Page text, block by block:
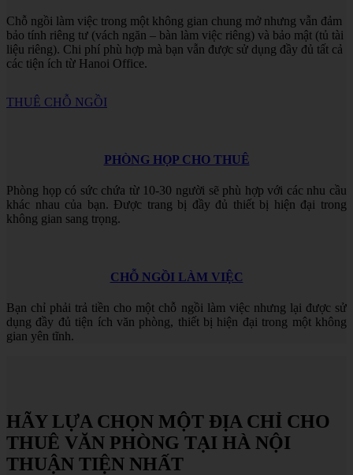
Chỗ ngồi làm việc trong một không gian chung mở nhưng vẫn đảm
bảo tính riêng tư (vách ngăn – bàn làm việc riêng) và bảo mật (tủ tài
liệu riêng). Chi phí phù hợp mà bạn vẫn được sử dụng đầy đủ tất cả
các tiện ích từ Hanoi Office.
THUÊ CHỖ NGỒI
PHÒNG HỌP CHO THUÊ
Phòng họp có sức chứa từ 10-30 người sẽ phù hợp với các nhu cầu
khác nhau của bạn. Được trang bị đầy đủ thiết bị hiện đại trong
không gian sang trọng.
CHỖ NGỒI LÀM VIỆC
Bạn chỉ phải trả tiền cho một chỗ ngồi làm việc nhưng lại được sử
dụng đầy đủ tiện ích văn phòng, thiết bị hiện đại trong một không
gian yên tĩnh.
HÃY LỰA CHỌN MỘT ĐỊA CHỈ CHO
THUÊ VĂN PHÒNG TẠI HÀ NỘI
THUẬN TIỆN NHẤT